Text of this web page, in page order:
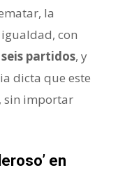
la
con
partidos, y
dicta que este
sin importar
en